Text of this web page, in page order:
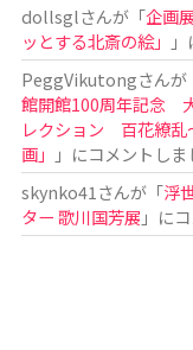
dollsglさんが「企画
ッとする北斎の絵」
PeggVikutongさんが
館開館100周年記念
レクション 百花繚乱
画」
」にコメントしま
skynko41 さんが「浮
ター 歌川国芳展 」に